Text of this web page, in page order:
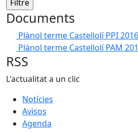
Documents
Plànol terme Castellolí PPI 2016
Plànol terme Castellolí PAM
RSS
L'actualitat a un clic
Notícies
Avisos
Agenda